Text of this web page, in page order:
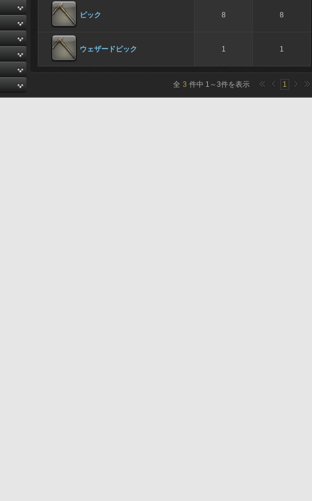
ピック 8 8
ウェザードピック 1 1
全 3 件中 1 ～3件を表示 1